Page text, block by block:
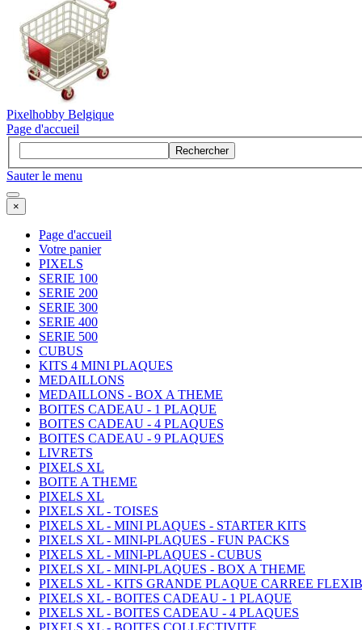
Pixelhobby Belgique
Page d'accueil
Rechercher
Sauter le menu
×
Page d'accueil
Votre panier
PIXELS
SERIE 100
SERIE 200
SERIE 300
SERIE 400
SERIE 500
CUBUS
KITS 4 MINI PLAQUES
MEDAILLONS
MEDAILLONS - BOX A THEME
BOITES CADEAU - 1 PLAQUE
BOITES CADEAU - 4 PLAQUES
BOITES CADEAU - 9 PLAQUES
LIVRETS
PIXELS XL
BOITE A THEME
PIXELS XL
PIXELS XL - TOISES
PIXELS XL - MINI PLAQUES - STARTER KITS
PIXELS XL - MINI-PLAQUES - FUN PACKS
PIXELS XL - MINI-PLAQUES - CUBUS
PIXELS XL - MINI-PLAQUES - BOX A THEME
PIXELS XL - KITS GRANDE PLAQUE CARREE
PIXELS XL - BOITES CADEAU - 1 PLAQUE
PIXELS XL - BOITES CADEAU - 4 PLAQUES